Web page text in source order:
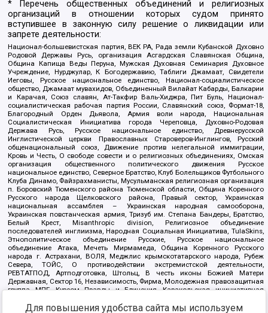
* Перечень общественных объединений и религиозных
организаций в отношении которых судом принято
вступившее в законную силу решение о ликвидации или
запрете деятельности:
Национал-большевистская партия, ВЕК РА, Рада земли Кубанской Духовно
Родовой Державы Русь, организация Асгардская Славянская Община,
Община Капища Веды Перуна, Мужская Духовная Семинария Духовное
Учреждение, Нурджулар, К Богодержавию, Таблиги Джамаат, Свидетели
Иеговы, Русское национальное единство, Национал-социалистическое
общество, Джамаат мувахидов, Объединенный Вилайат Кабарды, Балкарии
и Карачая, Союз славян, Ат-Такфир Валь-Хиджра, Пит Буль, Национал-
социалистическая рабочая партия России, Славянский союз, Формат-18,
Благородный Орден Дьявола, Армия воли народа, Национальная
Социалистическая Инициатива города Череповца, Духовно-Родовая
Держава Русь, Русское национальное единство, Древнерусской
Инглистической церкви Православных Староверов-Инглингов, Русский
общенациональный союз, Движение против нелегальной иммиграции,
Кровь и Честь, О свободе совести и о религиозных объединениях, Омская
организация общественного политического движения Русское
национальное единство, Северное Братство, Клуб Болельщиков Футбольного
Клуба Динамо, Файзрахманисты, Мусульманская религиозная организация
п. Боровский Тюменского района Тюменской области, Община Коренного
Русского народа Щелковского района, Правый сектор, Украинская
национальная ассамблея – Украинская народная самооборона,
Украинская повстанческая армия, Тризуб им. Степана Бандеры, Братство,
Белый Крест, Misanthropic division, Религиозное объединение
последователей инглиизма, Народная Социальная Инициатива, TulaSkins,
Этнополитическое объединение Русские, Русское национальное
объединение Атака, Мечеть Мирмамеда, Община Коренного Русского
народа г. Астрахани, ВОЛЯ, Меджлис крымскотатарского народа, Рубеж
Севера, ТОЙС, О противодействии экстремистской деятельности,
РЕВТАТПОД, Артподготовка, Штольц, В честь иконы Божией Матери
Державная, Сектор 16, Независимость, Фирма, Молодежная правозащитная
группа МПГ, Курсом Правды и Единения, Каракольская инициативная
Благотворительный пансионат Ак Умут, Русская республика Русь,
Для повышения удобства сайта мы используем